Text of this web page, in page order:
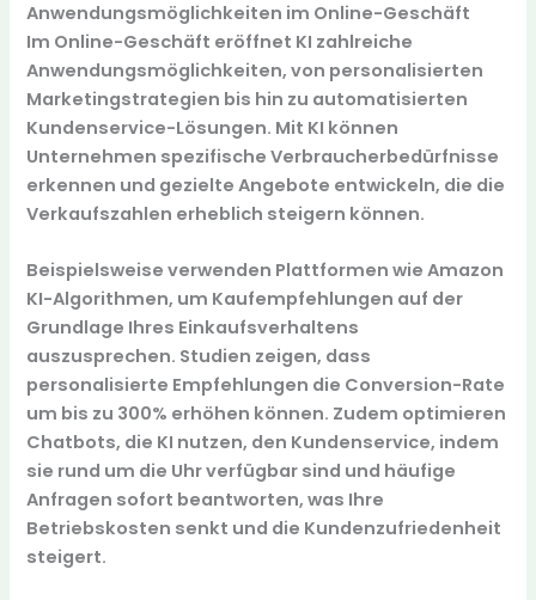
Anwendungsmöglichkeiten im Online-Geschäft
Im Online-Geschäft eröffnet KI zahlreiche
Anwendungsmöglichkeiten, von personalisierten
Marketingstrategien bis hin zu automatisierten
Kundenservice-Lösungen. Mit KI können
Unternehmen spezifische Verbraucherbedürfnisse
erkennen und gezielte Angebote entwickeln, die die
Verkaufszahlen erheblich steigern können.
Beispielsweise verwenden Plattformen wie Amazon
KI-Algorithmen, um Kaufempfehlungen auf der
Grundlage Ihres Einkaufsverhaltens
auszusprechen. Studien zeigen, dass
personalisierte Empfehlungen die Conversion-Rate
um bis zu 300% erhöhen können. Zudem optimieren
Chatbots, die KI nutzen, den Kundenservice, indem
sie rund um die Uhr verfügbar sind und häufige
Anfragen sofort beantworten, was Ihre
Betriebskosten senkt und die Kundenzufriedenheit
steigert.